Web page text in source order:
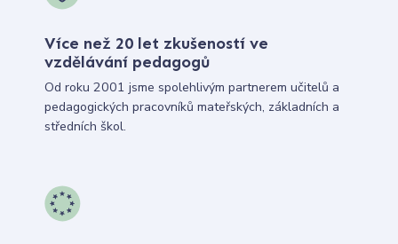
Více než 20 let zkušeností ve
vzdělávání pedagogů
Od roku 2001 jsme spolehlivým partnerem učitelů a
pedagogických pracovníků mateřských, základních a
středních škol.